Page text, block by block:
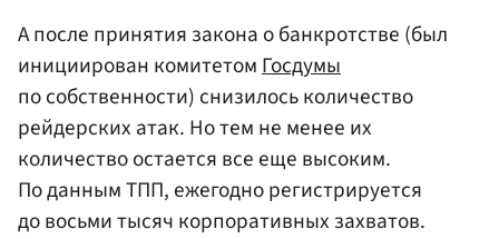
А после принятия закона о банкротстве (был
инициирован комитетомГосдумы
по собственности) снизилось количество
рейдерских атак. Но тем не менее их
количество остается все еще высоким.
По данным ТПП, ежегодно регистрируется
до восьми тысяч корпоративных захватов.